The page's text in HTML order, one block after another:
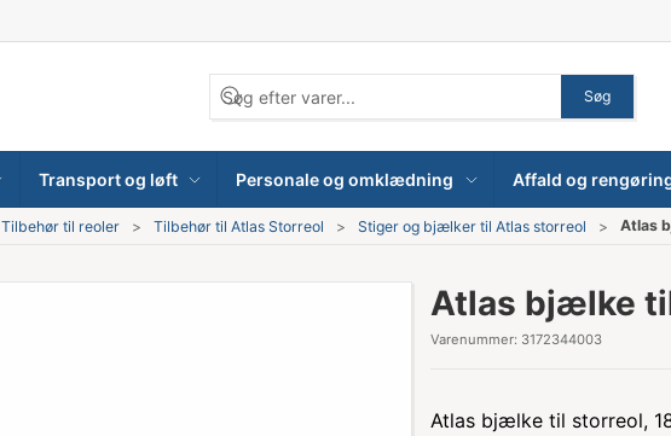
Søg
Transport og løft Personale og omklædning Affald og
Tilbehør til reoler Tilbehør til Atlas Storreol Stiger og bjælker til Atlas storreol Atlas
Atlas bjælke
Varenummer: 3172344003
Atlas bjælke til storreol,